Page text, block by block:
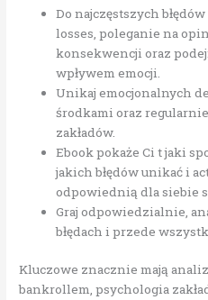
Do najczęstszych
losses, poleganie na
konsekwencji oraz
wpływem emocji.
Unikaj emocjonalnych
środkami oraz
zakładów.
Ebook pokaże Ci t jaki
jakich błędów unikać i
odpowiednią dla siebie
Graj odpowiedzialnie,
błędach i przede
Kluczowe znacznie mają
bankrollem, psychologia